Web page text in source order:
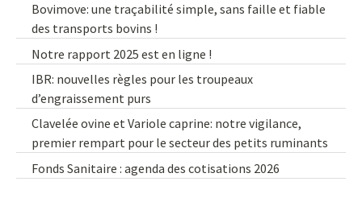
Bovimove: une traçabilité simple, sans faille et fiable
des transports bovins !
Notre rapport 2025 est en ligne !
IBR: nouvelles règles pour les troupeaux
d’engraissement purs
Clavelée ovine et Variole caprine: notre vigilance,
premier rempart pour le secteur des petits ruminants
Fonds Sanitaire : agenda des cotisations 2026